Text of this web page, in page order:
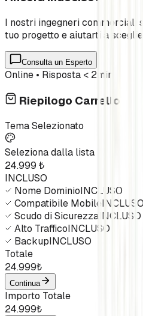
I nostri ingegneri commerciali
tuo progetto e aiutarti a
Consulta un Esperto
Online • Risposta < 2min
Riepilogo Carrello
Tema Selezionato
Seleziona dalla lista
24.999 ₺
INCLUSO
Nome DominioINCLUSO
Compatibile MobileINCLUSO
Scudo di Sicurezza INCLUSO
Alto TrafficoINCLUSO
BackupINCLUSO
Totale
24.999₺
Continua
Importo Totale
24.999₺